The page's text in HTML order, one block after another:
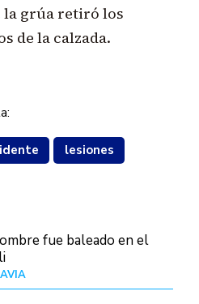
grúa retiró los
de la calzada.
lesiones
fue baleado en el